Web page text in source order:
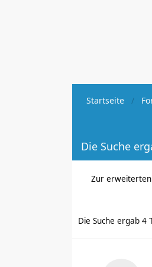
Startseite
Die Suche
Zur erweiterten
Die Suche ergab 4